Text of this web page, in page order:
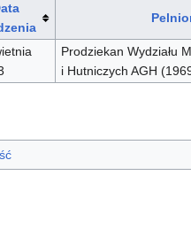
Prodziekan Wydziału
i Hutniczych AGH